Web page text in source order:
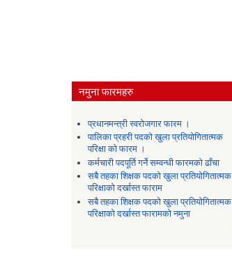
नमुना फारमहरु
प्रधानमन्त्री स्वरोजगार फारम ।
पालिका प्रहरी पदको खुला प्रतियोगितात्मक
परिक्षा को फारम ।
कर्मचारी पदपूर्ति गर्ने सम्वन्धी फारमको ढाँचा
सबै तहका शिक्षक पदको खुला प्रतियोगितात्मक
परिक्षाको दर्खास्त फाराम
सबै तहका शिक्षक पदको खुला प्रतियोगितात्मक
परिक्षाको दर्खास्त फारामको नमुना